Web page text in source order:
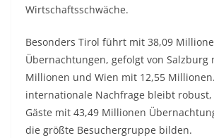
Wirtschaftsschwäche.​
Besonders Tirol führt mit 38,09
Übernachtungen, gefolgt von Salzburg
Millionen und Wien mit 12,55
internationale Nachfrage bleibt
Gäste mit 43,49 Millionen
die größte Besuchergruppe bilden.​